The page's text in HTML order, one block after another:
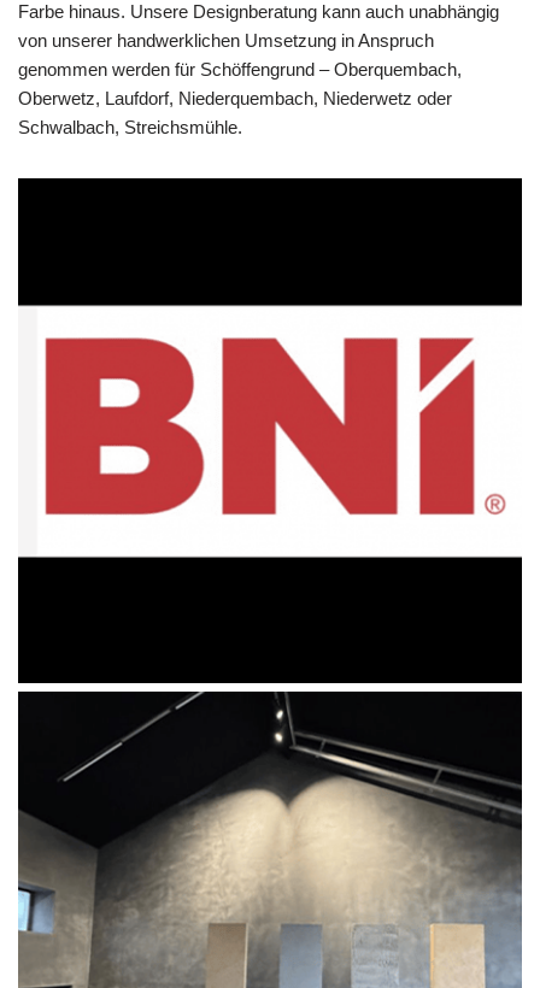
Farbe hinaus. Unsere Designberatung kann auch unabhängig
von unserer handwerklichen Umsetzung in Anspruch
genommen werden für Schöffengrund – Oberquembach,
Oberwetz, Laufdorf, Niederquembach, Niederwetz oder
Schwalbach, Streichsmühle.